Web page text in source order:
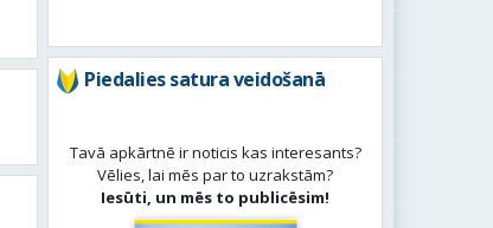
Piedalies satura veidošanā
Tavā apkārtnē ir noticis kas interesants?
Vēlies, lai mēs par to uzrakstām?
Iesūti, un mēs to publicēsim!